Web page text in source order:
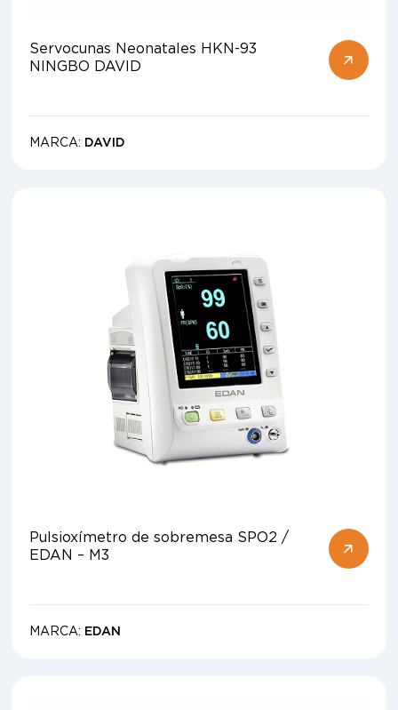
Servocunas Neonatales HKN-93
NINGBO DAVID
MARCA: DAVID
Pulsioxímetro de sobremesa SPO2 /
EDAN – M3
MARCA: EDAN